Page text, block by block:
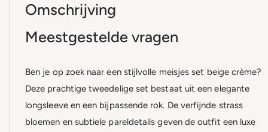
Omschrijving
Meestgestelde vragen
Ben je op zoek naar een stijlvolle meisjes set beige crème?
Deze prachtige tweedelige set bestaat uit een elegante
longsleeve en een bijpassende rok. De verfijnde strass
bloemen en subtiele pareldetails geven de outfit een luxe